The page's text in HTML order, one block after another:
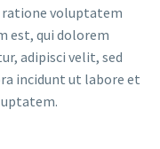
ratione voluptatem
est, qui dolorem
adipisci velit, sed
incidunt ut labore et